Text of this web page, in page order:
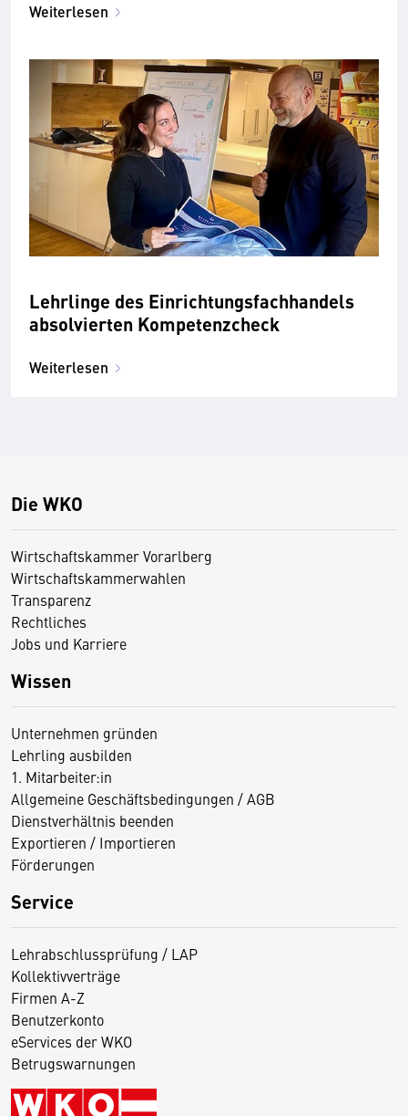
Weiterlesen
Lehrlinge des Einrichtungsfachhandels
absolvierten Kompetenzcheck
Weiterlesen
Die WKO
Wirtschaftskammer Vorarlberg
Wirtschaftskammerwahlen
Transparenz
Rechtliches
Jobs und Karriere
Wissen
Unternehmen gründen
Lehrling ausbilden
1. Mitarbeiter:in
Allgemeine Geschäftsbedingungen / AGB
Dienstverhältnis beenden
Exportieren / Importieren
Förderungen
Service
Lehrabschlussprüfung / LAP
Kollektivverträge
Firmen A-Z
Benutzerkonto
eServices der WKO
Betrugswarnungen